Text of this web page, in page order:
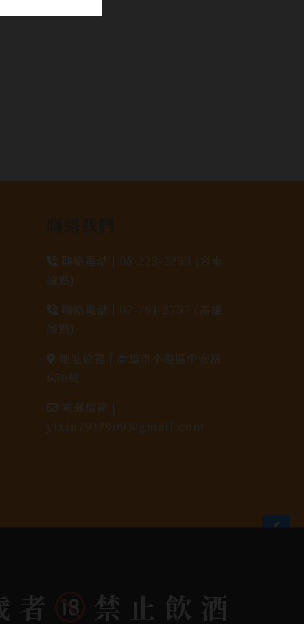
聯絡電話 | 06-223-2253 (台南
據點)
聯絡電話 | 07-791-2757 (高雄
據點)
地址位置 | 高雄市小港區中安路
650號
電郵信箱 |
yixin7917909@gmail.com
者 禁止飲酒